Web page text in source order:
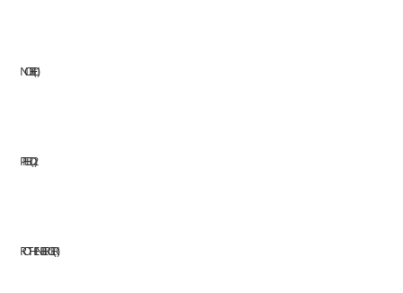
NOBEL1
PFERD2
ROTHENBERGER1